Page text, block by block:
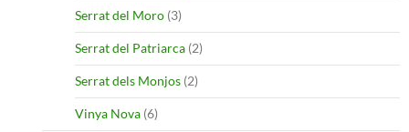
Serrat del Moro (3)
Serrat del Patriarca (2)
Serrat dels Monjos (2)
Vinya Nova (6)